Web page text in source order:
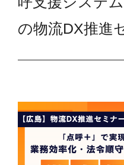
の物流DX推進